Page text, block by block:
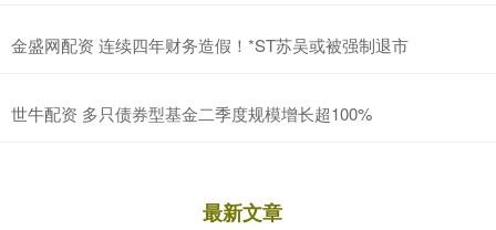
金盛网配资 连续四年财务造假！*ST苏吴或被强制退市
世牛配资 多只债券型基金二季度规模增长超100%
最新文章